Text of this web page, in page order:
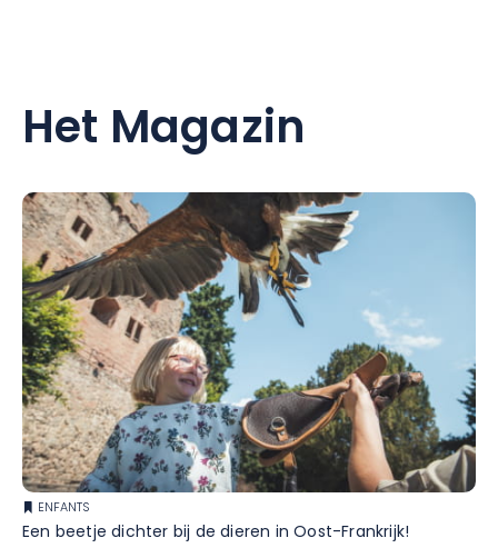
Het Magazin
ENFANTS
Een beetje dichter bij de dieren in Oost-Frankrijk!